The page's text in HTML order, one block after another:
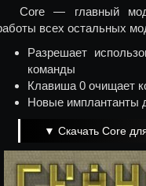
Core — главный
всех остальных
Разрешает
команды
Клавиша 0 очищает
Новые имплантанты
▼ Скачать Core